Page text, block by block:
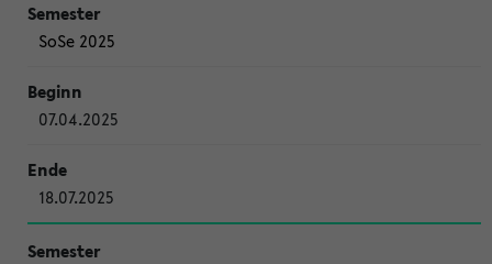
SoSe 2025
07.04.2025
18.07.2025